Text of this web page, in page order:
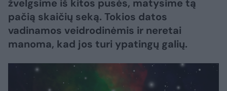
žvelgsime iš kitos pusės, matysime tą
pačią skaičių seką. Tokios datos
vadinamos veidrodinėmis ir neretai
manoma, kad jos turi ypatingų galių.